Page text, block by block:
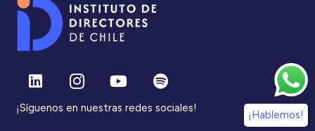
¡Síguenos en nuestras redes sociales!
¡Hablemos!